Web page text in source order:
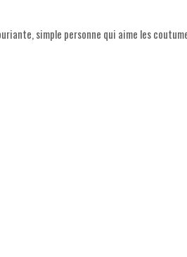
simple personne qui aime les